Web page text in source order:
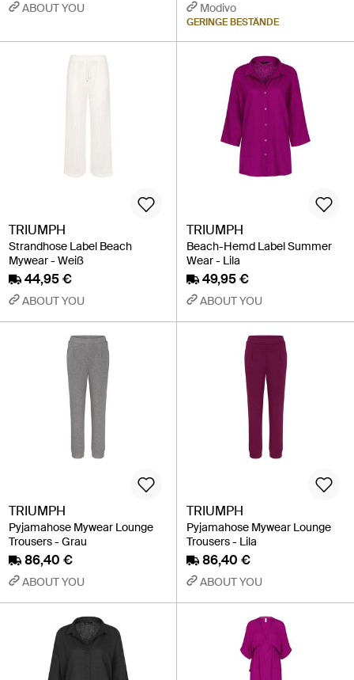
ABOUT YOU Modivo
GERINGE BESTÄNDE
TRIUMPH
Strandhose Label Beach
Mywear - Weiß
44,95 €
ABOUT YOU
TRIUMPH
Beach-Hemd Label Summer
Wear - Lila
49,95 €
ABOUT YOU
TRIUMPH
Pyjamahose Mywear Lounge
Trousers - Grau
86,40 €
ABOUT YOU
TRIUMPH
Pyjamahose Mywear Lounge
Trousers - Lila
86,40 €
ABOUT YOU